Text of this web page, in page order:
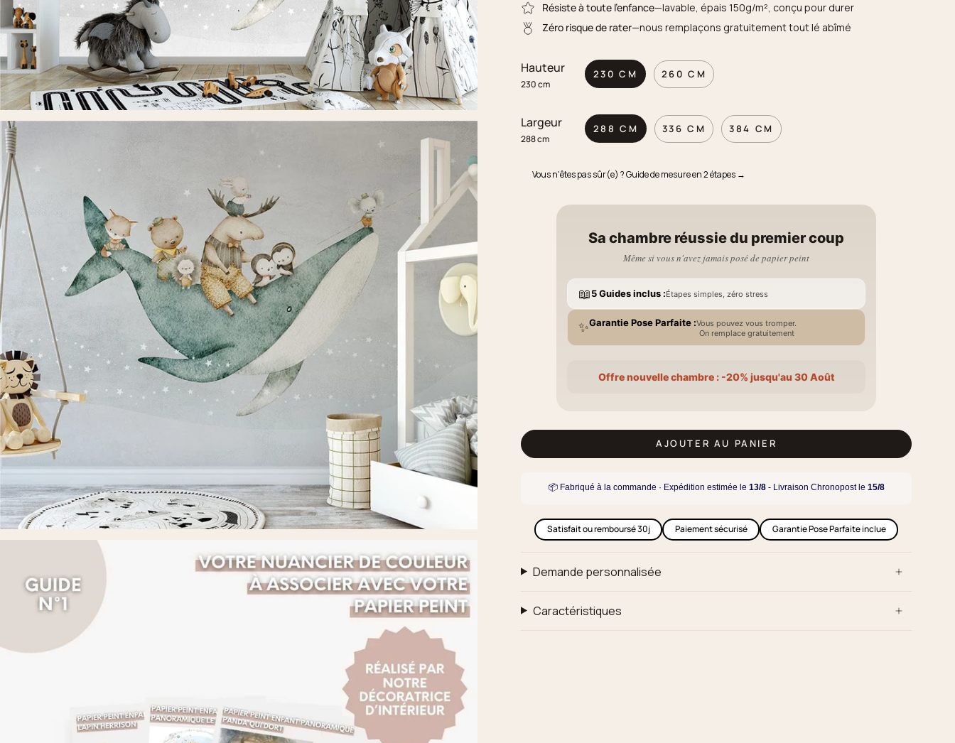
Résiste à toute l'enfance—lavable, épais 150g/m², conçu pour durer
Zéro risque de rater—nous remplaçons gratuitement tout lé abîmé
Hauteur
230 cm
230 CM 260 CM
Largeur
288 cm
288 CM 336 CM 384 CM
Vous n'êtes pas sûr(e) ? Guide de mesure en 2 étapes →
Sa chambre réussie du premier coup
Même si vous n'avez jamais posé de papier peint
📖5 Guides inclus :Étapes simples, zéro stress
✨Garantie Pose Parfaite :Vous pouvez vous tromper.
On remplace gratuitement
Offre nouvelle chambre : -20% jusqu'au 30 Août
AJOUTER AU PANIER
📦 Fabriqué à la commande · Expédition estimée le 13/8- Livraison Chronopost le 15/8
Satisfait ou remboursé 30j Paiement sécurisé Garantie Pose Parfaite inclue
Demande personnalisée
Caractéristiques